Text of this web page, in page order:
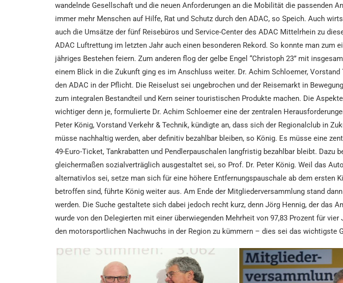
wandelnde Gesellschaft und die neuen Anforderungen an die Mobilität die passenden
immer mehr Menschen auf Hilfe, Rat und Schutz durch den ADAC, so Speich. Auch
auch die Umsätze der fünf Reisebüros und Service-Center des ADAC Mittelrhein zu
ADAC Luftrettung im letzten Jahr auch einen besonderen Rekord. So konnte man zum
jähriges Bestehen feiern. Zum anderen flog der gelbe Engel “Christoph 23” mit
einem Blick in die Zukunft ging es im Anschluss weiter. Dr. Achim Schloemer,
den ADAC in der Pflicht. Die Reiselust sei ungebrochen und der Reisemarkt in
zum integralen Bestandteil und Kern seiner touristischen Produkte machen. Die
wichtiger denn je, formulierte Dr. Achim Schloemer eine der zentralen
Peter König, Vorstand Verkehr & Technik, kündigte an, dass sich der Regionalclub in
müsse nachhaltig werden, aber definitiv bezahlbar bleiben, so König. Es müsse eine
49-Euro-Ticket, Tankrabatten und Pendlerpauschalen langfristig bezahlbar bleibt.
gleichermaßen sozialverträglich ausgestaltet sei, so Prof. Dr. Peter König. Weil das
alternativlos sei, setze man sich für eine höhere Entfernungspauschale ab dem ersten
betroffen sind, führte König weiter aus. Am Ende der Mitgliederversammlung stand
werden. Die Suche gestaltete sich dabei jedoch recht kurz, denn Jörg Hennig, der das
wurde von den Delegierten mit einer überwiegenden Mehrheit von 97,83 Prozent für
den motorsportlichen Nachwuchs in der Region zu kümmern – dies sei das wichtigste